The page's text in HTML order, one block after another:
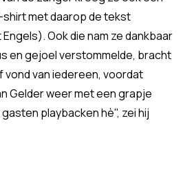
met daarop de tekst
Ook die nam ze dankbaar
en gejoel verstommelde, bracht
vond van iedereen, voordat
Gelder weer met een grapje
playbacken hè", zei hij